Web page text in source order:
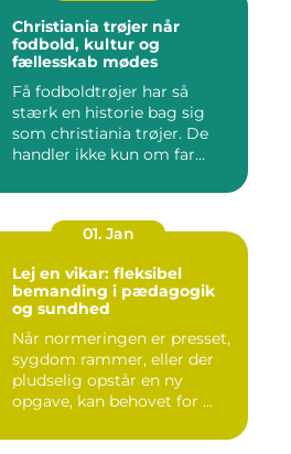
Christiania trøjer når
fodbold, kultur og
fællesskab mødes
Få fodboldtrøjer har så
stærk en historie bag sig
som christiania trøjer. De
handler ikke kun om far...
01. Jan
Lej en vikar: fleksibel
bemanding i pædagogik
og sundhed
Når normeringen er presset,
sygdom rammer, eller der
pludselig opstår en ny
opgave, kan behovet for ...